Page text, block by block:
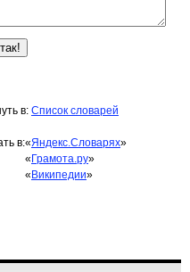
в: Список словарей
в:«Яндекс.Словарях»
« Грамота.ру»
« Википедии»